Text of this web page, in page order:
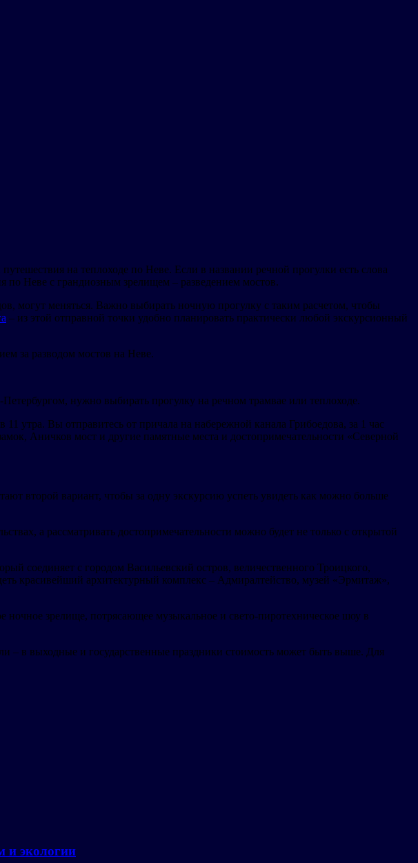
на теплоходе по Неве. Если в названии речной прогулки есть слова
по Неве с грандиозным зрелищем – разведением мостов.
могут меняться. Важно выбирать ночную прогулку с таким расчетом, чтобы
– из этой отправной точки удобно планировать практически любой экскурсионный
за разводом мостов на Неве.
нужно выбирать прогулку на речном трамвае или теплоходе.
утра. Вы отправитесь от причала на набережной канала Грибоедова, за 1 час
Аничков мост и другие памятные места и достопримечательности «Северной
второй вариант, чтобы за одну экскурсию успеть увидеть как можно больше
а рассматривать достопримечательности можно будет не только с открытой
соединяет с городом Васильевский остров, величественного Троицкого,
красивейший архитектурный комплекс – Адмиралтейство, музей «Эрмитаж»,
ночное зрелище, потрясающее музыкальное и свето-пиротехническое шоу в
– в выходные и государственные праздники стоимость может быть выше. Для
и экологии